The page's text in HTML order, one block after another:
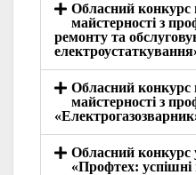
Обласний конкурс
майстерності з
ремонту та
Обласний конкурс
майстерності з
Обласний конкурс
«Профтех: успішні